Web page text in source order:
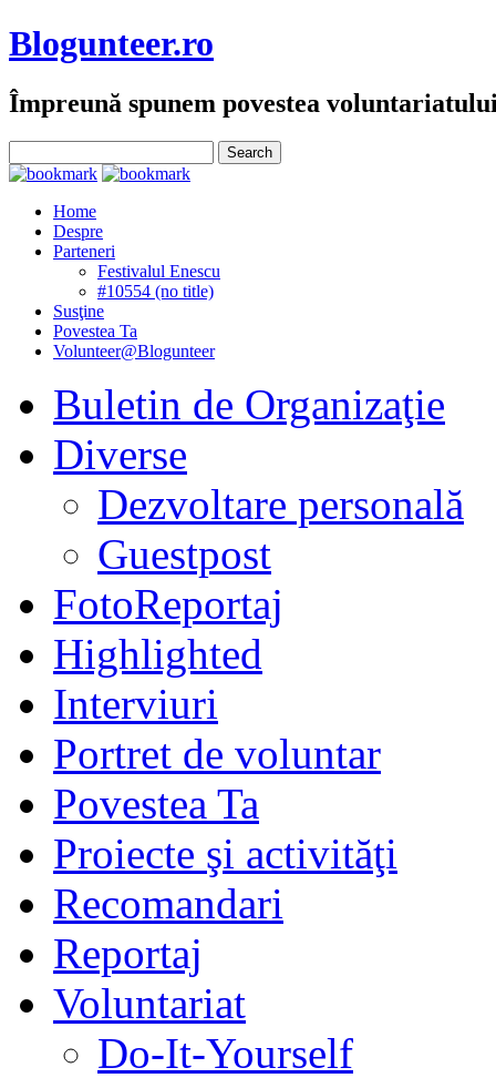
Blogunteer.ro
Împreună spunem povestea
Home
Despre
Parteneri
Festivalul Enescu
#10554 (no title)
Susţine
Povestea Ta
Volunteer@Blogunteer
Buletin de Organizaţie
Diverse
Dezvoltare personală
Guestpost
FotoReportaj
Highlighted
Interviuri
Portret de voluntar
Povestea Ta
Proiecte şi activităţi
Recomandari
Reportaj
Voluntariat
Do-It-Yourself